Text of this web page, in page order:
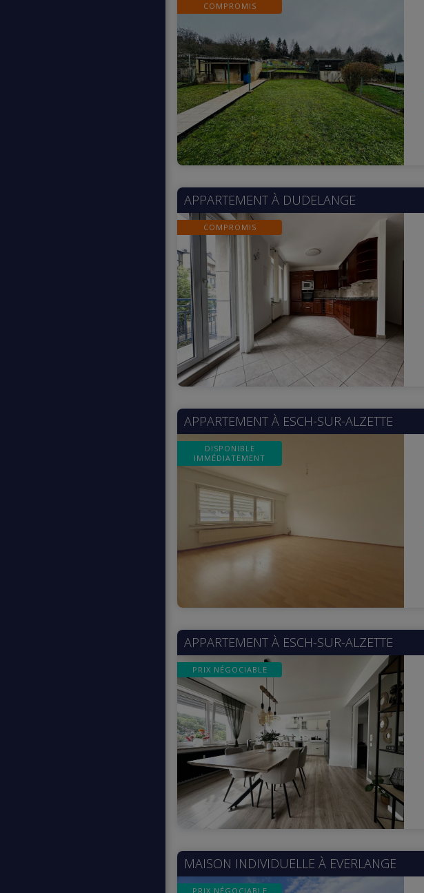
COMPROMIS
APPARTEMENT À DUDELANGE
COMPROMIS
APPARTEMENT À ESCH-SUR-ALZETTE
DISPONIBLE
IMMÉDIATEMENT
APPARTEMENT À ESCH-SUR-ALZETTE
PRIX NÉGOCIABLE
MAISON INDIVIDUELLE À EVERLANGE
PRIX NÉGOCIABLE